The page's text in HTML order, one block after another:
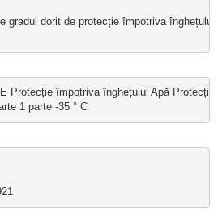
gradul dorit de protecție împotriva
Protecție împotriva înghețului Apă Protecția
1 parte -35 ° C